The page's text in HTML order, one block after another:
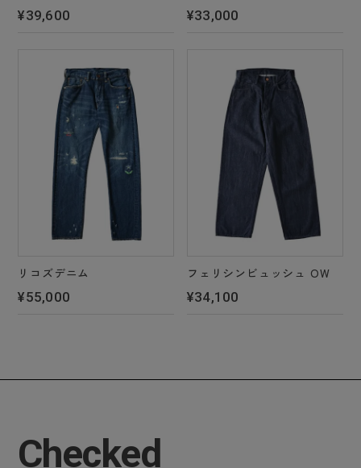
¥39,600
¥33,000
リコズデニム
¥55,000
フェリシンビュッシュ OW
¥34,100
Checked